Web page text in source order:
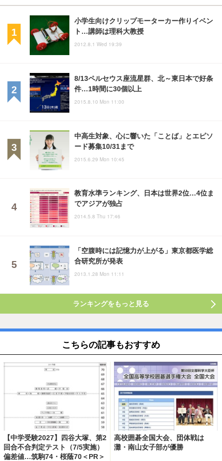
小学生向けクリップモーターカー作りイベン
ト…講師は理科大教授
2012.8.1 Wed 19:39
8/13ペルセウス座流星群、北～東日本で好条
件…1時間に30個以上
2015.8.10 Mon 11:00
中高生対象、心に響いた「ことば」とエピソ
ード募集10/31まで
2015.6.29 Mon 10:45
教育水準ランキング、日本は世界2位…4位ま
でアジアが独占
2014.5.8 Thu 17:46
「空腹時には記憶力が上がる」東京都医学総
合研究所が発表
2013.1.28 Mon 11:11
ランキングをもっと見る
こちらの記事もおすすめ
【中学受験2027】四谷大塚、第2
回合不合判定テスト（7/5実施）
偏差値…筑駒74・桜蔭70＜PR＞
高校囲碁全国大会、団体戦は
灘・南山女子部が優勝